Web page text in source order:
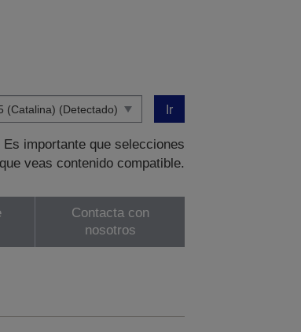
Ir
importante que selecciones
veas contenido compatible.
Contacta con
nosotros